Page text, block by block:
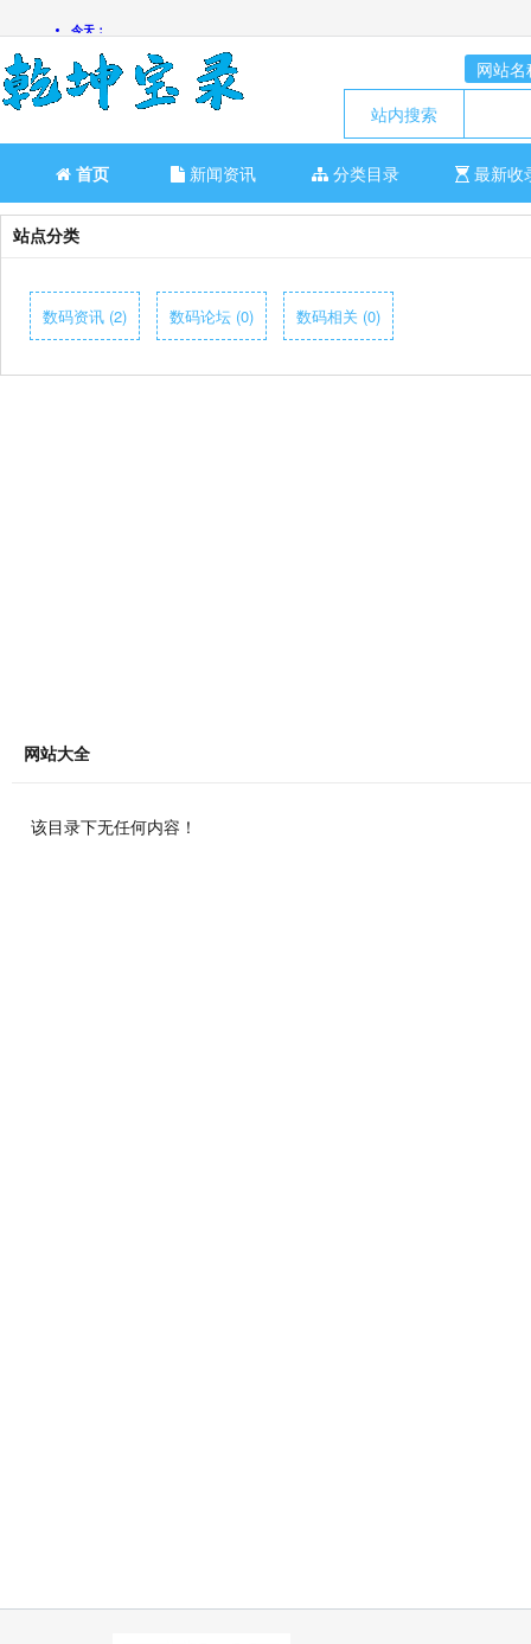
网站名
站内搜索
首页 新闻资讯 分类目录 最新收
站点分类
数码资讯 (2) 数码论坛 (0) 数码相关 (0)
网站大全
该目录下无任何内容！